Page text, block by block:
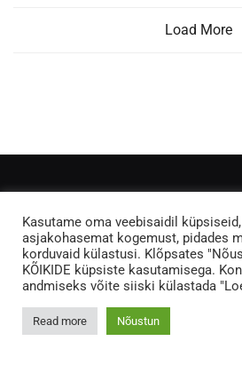
Load More
Help
Contact
Kasutame oma veebisaidil
asjakohasemat kogemust, pidades
korduvaid külastusi. Klõpsates
KÕIKIDE küpsiste kasutamisega.
andmiseks võite siiski külastada
Read more Nõustun